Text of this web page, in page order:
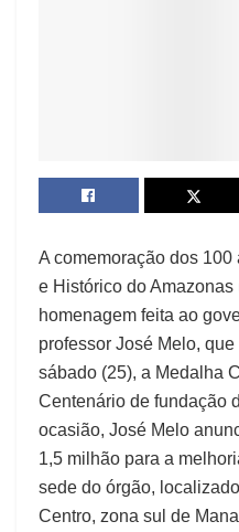
A comemoração dos
e Histórico do
homenagem feita ao
professor José Melo,
sábado (25), a Medalha
Centenário de fundação
ocasião, José Melo
1,5 milhão para a
sede do órgão,
Centro, zona sul de